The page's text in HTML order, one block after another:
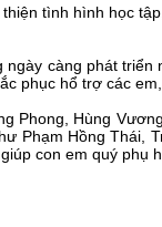
tình hình học
càng phát
phục hổ trợ các
Phong, Hùng
Phạm Hồng Thái,
con em quý phụ